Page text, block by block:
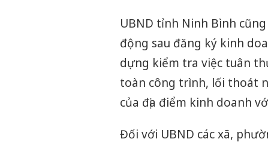
UBND tỉnh Ninh Bình
động sau đăng ký kinh
dựng kiểm tra việc tuân
toàn công trình, lối thoát
của địa điểm kinh doanh
Đối với UBND các xã,